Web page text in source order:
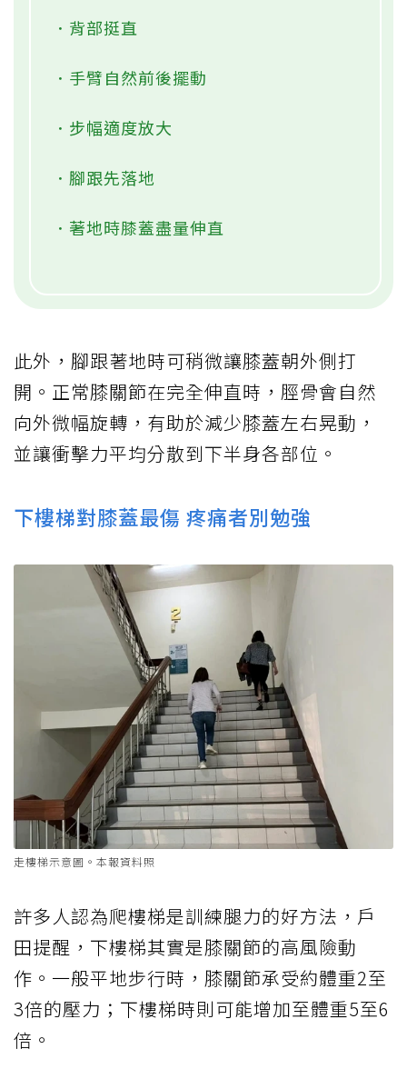
．背部挺直
．手臂自然前後擺動
．步幅適度放大
．腳跟先落地
．著地時膝蓋盡量伸直
此外，腳跟著地時可稍微讓膝蓋朝外側打
開。正常膝關節在完全伸直時，脛骨會自然
向外微幅旋轉，有助於減少膝蓋左右晃動，
並讓衝擊力平均分散到下半身各部位。
下樓梯對膝蓋最傷 疼痛者別勉強
走樓梯示意圖。本報資料照
許多人認為爬樓梯是訓練腿力的好方法，戶
田提醒，下樓梯其實是膝關節的高風險動
作。一般平地步行時，膝關節承受約體重2至
3倍的壓力；下樓梯時則可能增加至體重5至6
倍。